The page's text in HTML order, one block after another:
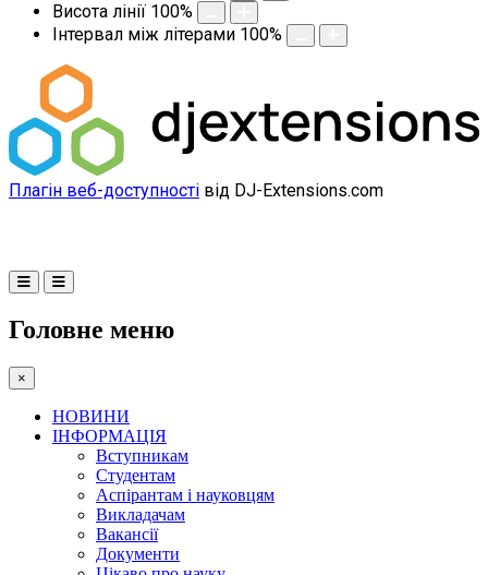
Висота лінії 100%
Інтервал між літерами 100%
Плагін веб-доступності від DJ-Extensions.com
Головне меню
×
НОВИНИ
ІНФОРМАЦІЯ
Вступникам
Студентам
Аспірантам і науковцям
Викладачам
Вакансії
Документи